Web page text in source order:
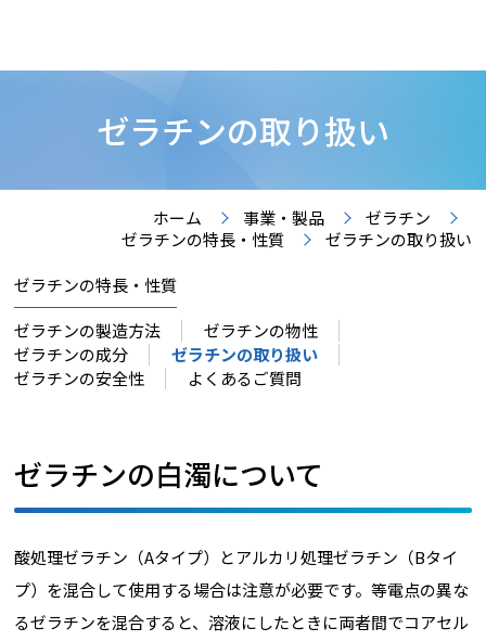
ゼラチンの取り扱い
ホーム 事業・製品
ゼラチン
ゼラチンの特長・性質
ゼラチンの取り扱い
ゼラチンの特長・性質
ゼラチンの製造方法
ゼラチンの物性
ゼラチンの成分
ゼラチンの取り扱い
ゼラチンの安全性
よくあるご質問
ゼラチンの白濁について
酸処理ゼラチン（Aタイプ）とアルカリ処理ゼラチン（Bタイ
プ）を混合して使用する場合は注意が必要です。等電点の異な
るゼラチンを混合すると、溶液にしたときに両者間でコアセル